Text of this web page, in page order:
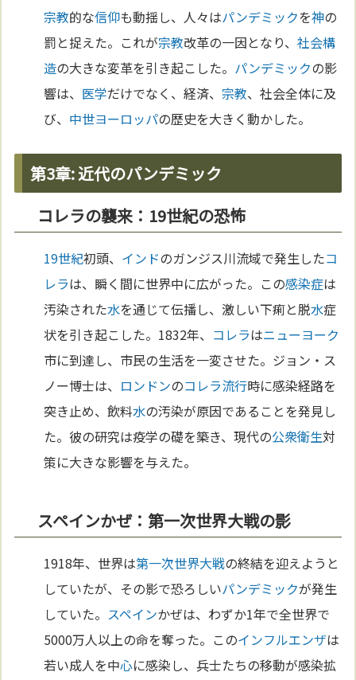
宗教的な信仰も動揺し、人々はパンデミックを神の
罰と捉えた。これが宗教改革の一因となり、社会構
造の大きな変革を引き起こした。 パンデミックの影
響は、 医学だけでなく、経済、 宗教、社会全体に及
び、 中世ヨーロッパの歴史を大きく動かした。
第3章: 近代のパンデミック
コレラの襲来：19世紀の恐怖
19世紀初頭、 インドのガンジス川流域で発生したコ
レラは、瞬く間に世界中に広がった。この感染症は
汚染された水を通じて伝播し、激しい下痢と脱水症
状を引き起こした。1832年、 コレラはニューヨーク
市に到達し、市民の生活を一変させた。ジョン・ス
ノー博士は、 ロンドンのコレラ流行時に感染経路を
突き止め、飲料水の汚染が原因であることを発見し
た。彼の研究は疫学の礎を築き、現代の公衆衛生対
策に大きな影響を与えた。
スペインかぜ：第一次世界大戦の影
1918年、世界は第一次世界大戦の終結を迎えようと
していたが、その影で恐ろしいパンデミックが発生
していた。 スペインかぜは、わずか1年で全世界で
5000万人以上の命を奪った。このインフルエンザは
若い成人を中心に感染し、兵士たちの移動が感染拡